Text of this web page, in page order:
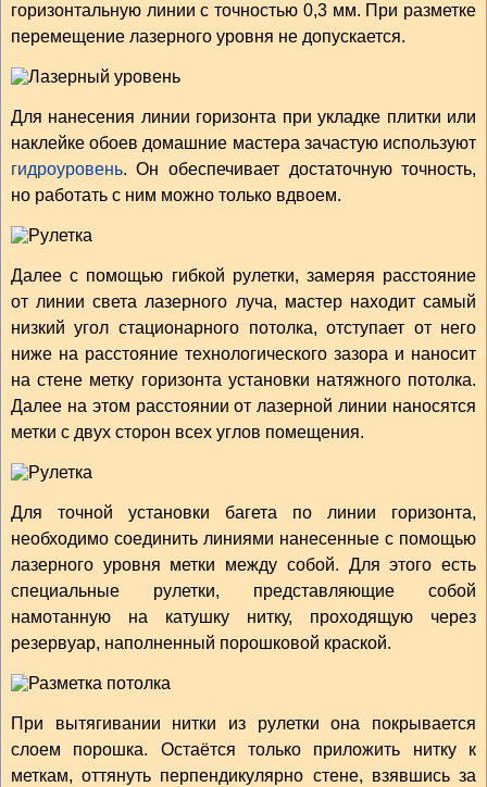
горизонтальную линии с точностью 0,3 мм. При разметке
перемещение лазерного уровня не допускается.
Для нанесения линии горизонта при укладке плитки или
наклейке обоев домашние мастера зачастую используют
гидроуровень. Он обеспечивает достаточную точность,
но работать с ним можно только вдвоем.
Далее с помощью гибкой рулетки, замеряя расстояние
от линии света лазерного луча, мастер находит самый
низкий угол стационарного потолка, отступает от него
ниже на расстояние технологического зазора и наносит
на стене метку горизонта установки натяжного потолка.
Далее на этом расстоянии от лазерной линии наносятся
метки с двух сторон всех углов помещения.
Для точной установки багета по линии горизонта,
необходимо соединить линиями нанесенные с помощью
лазерного уровня метки между собой. Для этого есть
специальные рулетки, представляющие собой
намотанную на катушку нитку, проходящую через
резервуар, наполненный порошковой краской.
При вытягивании нитки из рулетки она покрывается
слоем порошка. Остаётся только приложить нитку к
меткам, оттянуть перпендикулярно стене, взявшись за